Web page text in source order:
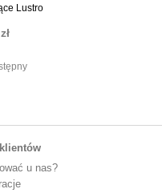
Lustro
u nas?